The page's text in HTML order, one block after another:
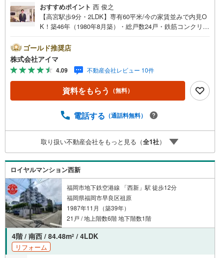
おすすめポイント 西 俊之
【高宮駅歩9分・2LDK】専有60平米/今の家賃並みで内見O
K！築46年（1980年8月築）・総戸数24戸・鉄筋コンクリー
有約60平米。LDKは12帖以上。■リフォームお引渡し前に
内装を整えてからお渡しします。■住戸の条件最上階です。
陽当り良好。■共用部・暮らしエレベーターあり。■キッチ
ン・水まわり3口以上のコンロ・追焚機能・浴室乾燥機を備
えます。■収納クロゼット2ヶ所・玄関収納があります。■
交通・周辺3駅以上を使い分けできます。最寄駅まで徒歩10
マは福岡のマンション・新築一戸建ての専門店です大手ネ
ンもご用意平日も夜間もご見学OK/ご自宅・最寄り駅まで
送迎無料/オンライン相談OK「見るだけ」「ローン相談だ
け」でも歓迎します他社でローンが難しいと言われた方、
転職後で審査にご不安の方もご相談ください
ゴールド推奨店
株式会社アイマ
4.09 不動産会社レビュー 10件
資料をもらう （無料）
電話する （通話料無料）
取り扱い不動産会社をもっと見る（全1社）
ロイヤルマンション西新
福岡市地下鉄空港線 「西新」駅 徒歩12分
福岡県福岡市早良区祖原
1987年11月（築39年）
21戸 / 地上階数6階 地下階数1階
4階 / 南西 / 84.48m2 / 4LDK
リフォーム